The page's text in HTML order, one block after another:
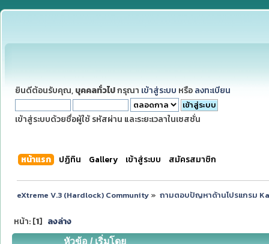
ยินดีต้อนรับคุณ, บุคคลทั่วไปกรุณา เข้าสู่ระบบ หรือ ลงทะเบียน
เข้าสู่ระบบด้วยชื่อผู้ใช้ รหัสผ่าน และระยะเวลาในเซสชั่น
หน้าแรก ปฏิทิน Gallery เข้าสู่ระบบ สมัครสมาชิก
eXtreme V.3 (Hardlock) Community» ถามตอบปัญหาด้านโปรแกรม
หน้า: [1] ลงล่าง
หัวข้อ/เริ่มโดย